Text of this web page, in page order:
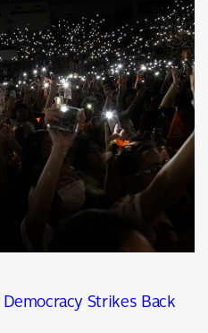
Democracy Strikes Back